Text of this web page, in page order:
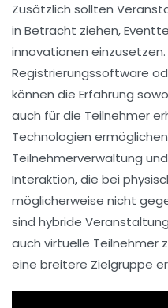
Zusätzlich sollten
in Betracht ziehen,
innovationen einzusetzen.
Registrierungssoftware
können die Erfahrung
auch für die Teilnehmer
Technologien
Teilnehmerverwaltung
Interaktion, die bei
möglicherweise nicht
sind hybride
auch virtuelle Teilnehmer
eine breitere Zielgruppe